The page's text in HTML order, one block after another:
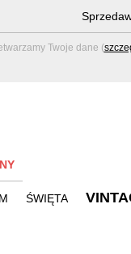
Twoje dane (
ŚWIĘTA